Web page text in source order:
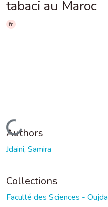
tabaci au Maroc
fr
Loading...
Authors
Jdaini, Samira
Collections
Faculté des Sciences - Oujda